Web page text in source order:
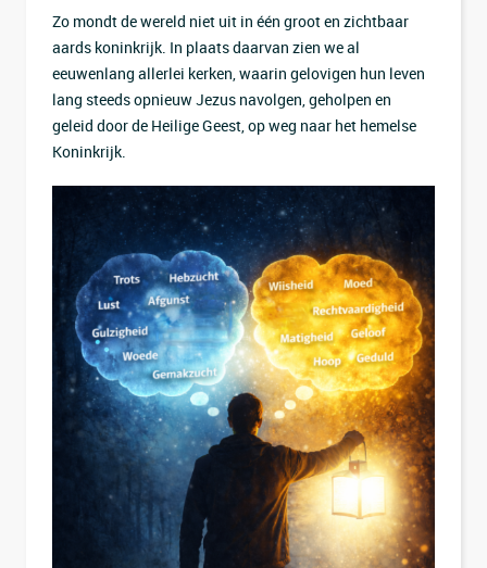
Zo mondt de wereld niet uit in één groot en zichtbaar
aards koninkrijk. In plaats daarvan zien we al
eeuwenlang allerlei kerken, waarin gelovigen hun leven
lang steeds opnieuw Jezus navolgen, geholpen en
geleid door de Heilige Geest, op weg naar het hemelse
Koninkrijk.